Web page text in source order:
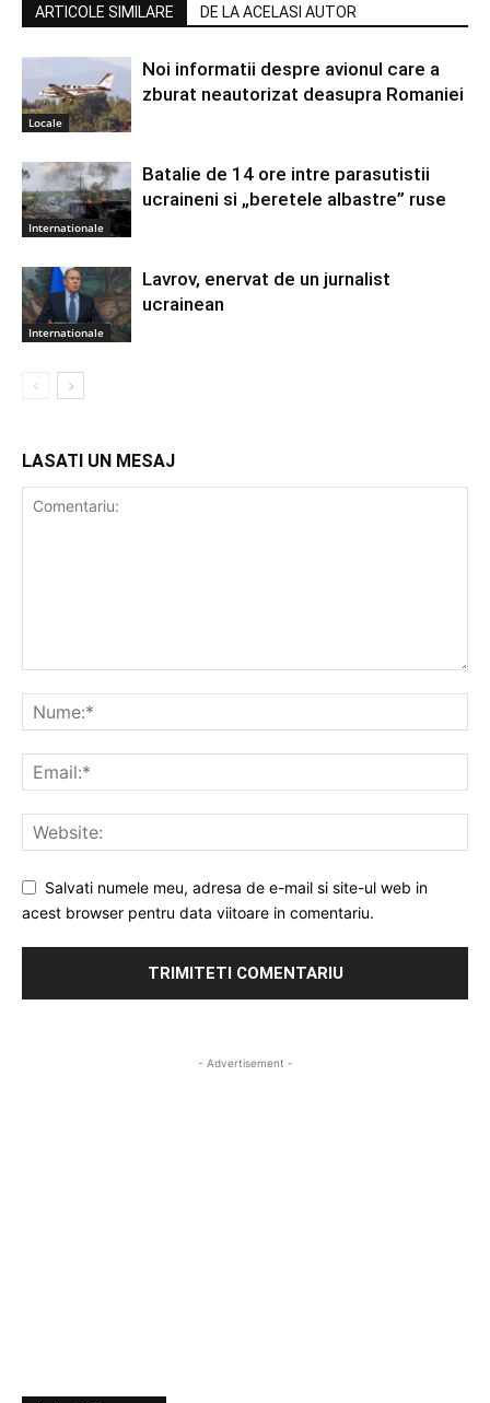
ARTICOLE SIMILARE DE LA ACELASI AUTOR
Locale
Noi informatii despre avionul care a
zburat neautorizat deasupra Romaniei
Internationale
Batalie de 14 ore intre parasutistii
ucraineni si „beretele albastre” ruse
Internationale
Lavrov, enervat de un jurnalist
ucrainean
LASATI UN MESAJ
Salvati numele meu, adresa de e-mail si site-ul web in
acest browser pentru data viitoare in comentariu.
- Advertisement -